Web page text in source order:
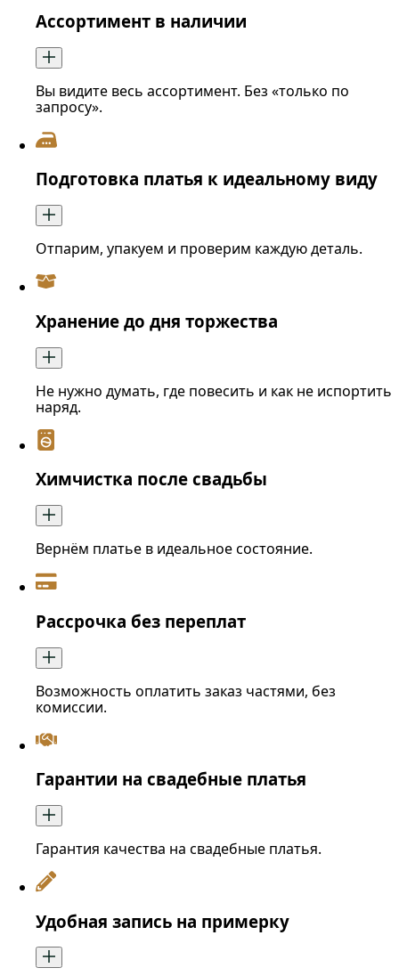
Ассортимент в наличии
Вы видите весь ассортимент. Без «только по
запросу».
Подготовка платья к идеальному виду
Отпарим, упакуем и проверим каждую деталь.
Хранение до дня торжества
Не нужно думать, где повесить и как не испортить
наряд.
Химчистка после свадьбы
Вернём платье в идеальное состояние.
Рассрочка без переплат
Возможность оплатить заказ частями, без
комиссии.
Гарантии на свадебные платья
Гарантия качества на свадебные платья.
Удобная запись на примерку